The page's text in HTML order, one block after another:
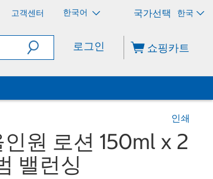
고객센터 한국어 한국
로그인 쇼핑카트
인쇄
원 로션 150ml x 2
밸런싱